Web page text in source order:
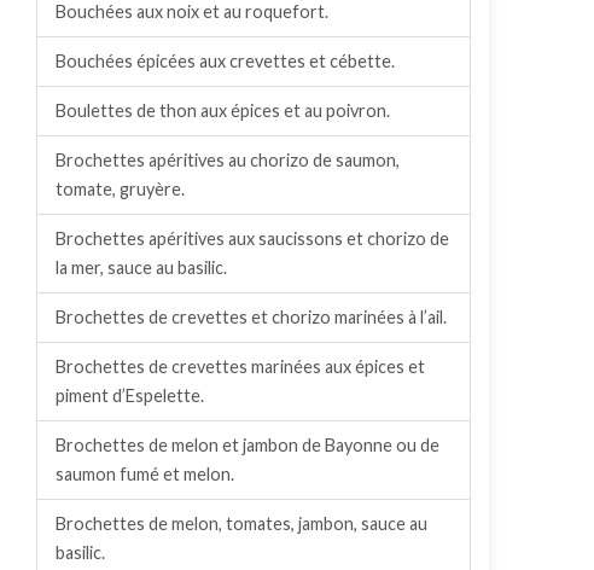
Bouchées aux noix et au roquefort.
Bouchées épicées aux crevettes et cébette.
Boulettes de thon aux épices et au poivron.
Brochettes apéritives au chorizo de saumon,
tomate, gruyère.
Brochettes apéritives aux saucissons et chorizo de
la mer, sauce au basilic.
Brochettes de crevettes et chorizo marinées à l’ail.
Brochettes de crevettes marinées aux épices et
piment d’Espelette.
Brochettes de melon et jambon de Bayonne ou de
saumon fumé et melon.
Brochettes de melon, tomates, jambon, sauce au
basilic.